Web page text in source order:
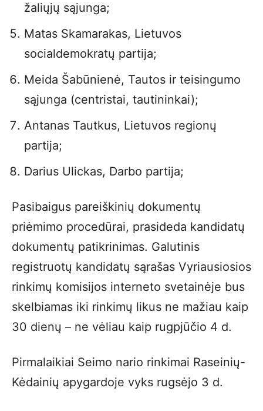
žaliųjų sąjunga;
Matas Skamarakas, Lietuvos
socialdemokratų partija;
Meida Šabūnienė, Tautos ir teisingumo
sąjunga (centristai, tautininkai);
Antanas Tautkus, Lietuvos regionų
partija;
Darius Ulickas, Darbo partija;
Pasibaigus pareiškinių dokumentų
priėmimo procedūrai, prasideda kandidatų
dokumentų patikrinimas. Galutinis
registruotų kandidatų sąrašas Vyriausiosios
rinkimų komisijos interneto svetainėje bus
skelbiamas iki rinkimų likus ne mažiau kaip
30 dienų – ne vėliau kaip rugpjūčio 4 d.
Pirmalaikiai Seimo nario rinkimai Raseinių-
Kėdainių apygardoje vyks rugsėjo 3 d.